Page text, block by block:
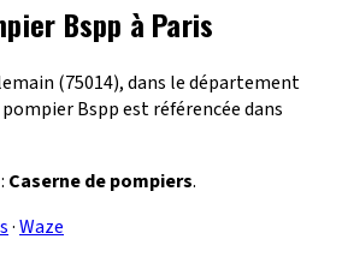
Bspp à Paris
(75014), dans le département
Bspp est référencée dans
Caserne de pompiers.
·Waze